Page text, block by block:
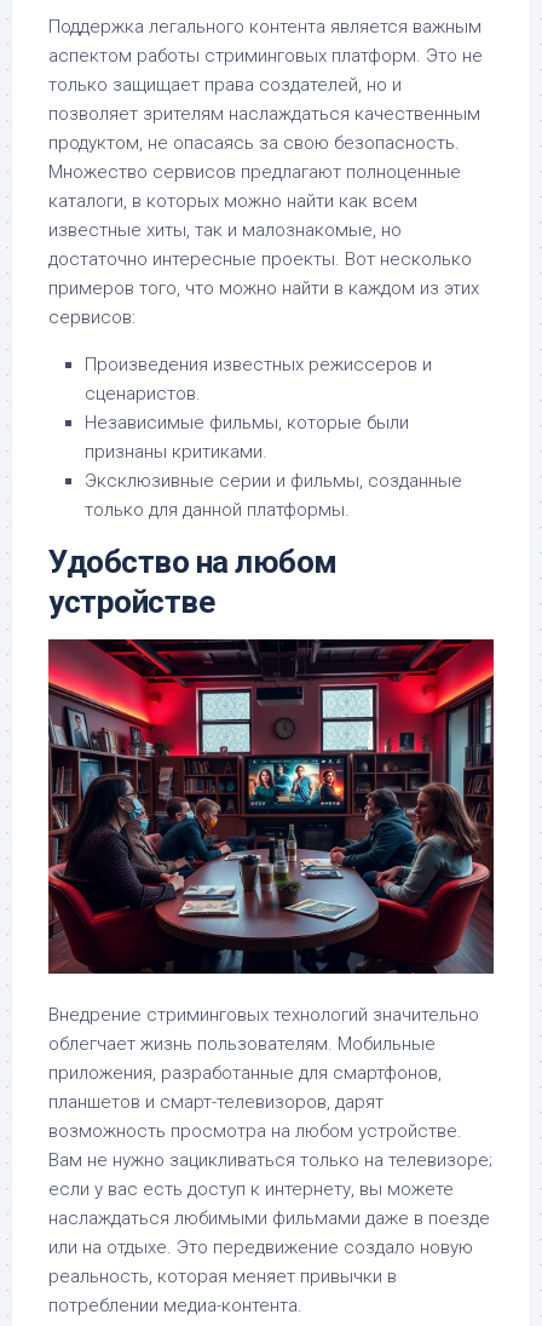
Поддержка легального контента является важным
аспектом работы стриминговых платформ. Это не
только защищает права создателей, но и
позволяет зрителям наслаждаться качественным
продуктом, не опасаясь за свою безопасность.
Множество сервисов предлагают полноценные
каталоги, в которых можно найти как всем
известные хиты, так и малознакомые, но
достаточно интересные проекты. Вот несколько
примеров того, что можно найти в каждом из этих
сервисов:
Произведения известных режиссеров и
сценаристов.
Независимые фильмы, которые были
признаны критиками.
Эксклюзивные серии и фильмы, созданные
только для данной платформы.
Удобство на любом
устройстве
Внедрение стриминговых технологий значительно
облегчает жизнь пользователям. Мобильные
приложения, разработанные для смартфонов,
планшетов и смарт-телевизоров, дарят
возможность просмотра на любом устройстве.
Вам не нужно зацикливаться только на телевизоре;
если у вас есть доступ к интернету, вы можете
наслаждаться любимыми фильмами даже в поезде
или на отдыхе. Это передвижение создало новую
реальность, которая меняет привычки в
потреблении медиа-контента.